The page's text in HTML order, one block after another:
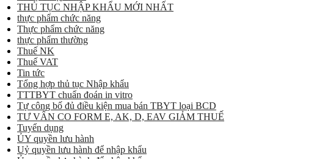
THỦ TỤC NHẬP KHẨU MỚI NHẤT
thực phẩm chức năng
Thực phẩm chức năng
thực phẩm thường
Thuế NK
Thuế VAT
Tin tức
Tổng hợp thủ tục Nhập khẩu
TTTBYT chuẩn đoán in vitro
Tự công bố đủ điều kiện mua bán TBYT loại BCD
TƯ VẤN CO FORM E, AK, D, EAV GIẢM THUẾ
Tuyển dụng
ỦY quyền lưu hành
Uỷ quyền lưu hành để nhập khẩu